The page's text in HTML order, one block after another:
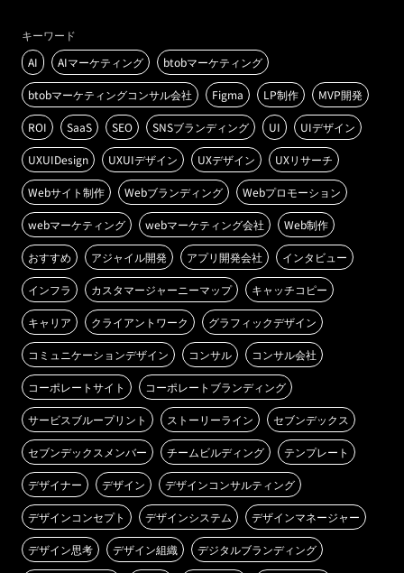
キーワード
AI
AIマーケティング btobマーケティング
btobマーケティングコンサル会社 Figma LP制作 MVP開発
ROI SaaS SEO SNSブランディング UI UIデザイン
UXUIDesign UXUIデザイン UXデザイン UXリサーチ
Webサイト制作 Webブランディング Webプロモーション
webマーケティング webマーケティング会社 Web制作
おすすめ アジャイル開発 アプリ開発会社 インタビュー
インフラ カスタマージャーニーマップ キャッチコピー
キャリア クライアントワーク グラフィックデザイン
コミュニケーションデザイン コンサル コンサル会社
コーポレートサイト コーポレートブランディング
サービスブループリント ストーリーライン セブンデックス
セブンデックスメンバー チームビルディング テンプレート
デザイナー デザイン デザインコンサルティング
デザインコンセプト デザインシステム デザインマネージャー
デザイン思考 デザイン組織 デジタルブランディング